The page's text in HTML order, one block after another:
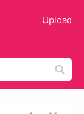
Upload